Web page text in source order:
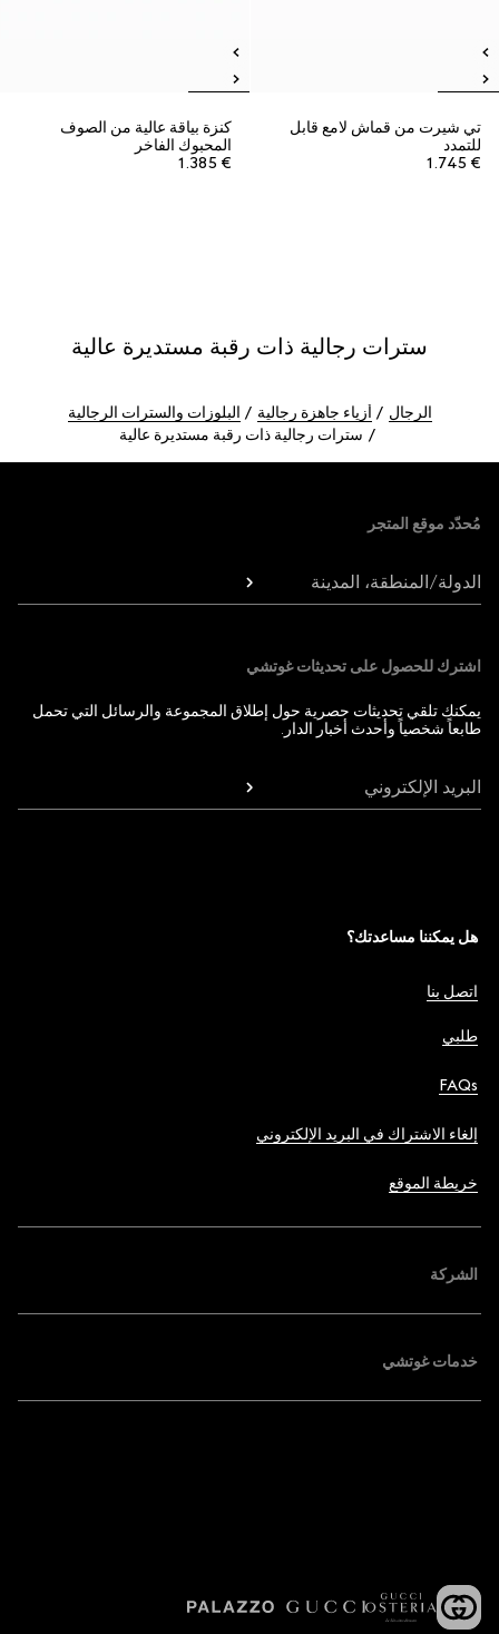
تي شيرت من قماش لامع قابل
للتمدد
€ 1.745
كنزة بياقة عالية من الصوف
المحبوك الفاخر
€ 1.385
سترات رجالية ذات رقبة مستديرة عالية
الرجال أزياء جاهزة رجالية
البلوزات والسترات الرجالية
سترات رجالية ذات رقبة مستديرة عالية
مُحدّد موقع المتجر
الدولة/المنطقة، المدينة
اشترك للحصول على تحديثات غوتشي
يمكنك تلقي تحديثات حصرية حول إطلاق المجموعة والرسائل التي تحمل
طابعاً شخصياً وأحدث أخبار الدار.
البريد الإلكتروني
هل يمكننا مساعدتك؟
اتصل بنا
طلبي
FAQs
إلغاء الاشتراك في البريد الإلكتروني
خريطة الموقع
الشركة
خدمات غوتشي